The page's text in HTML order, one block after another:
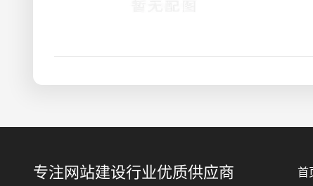
专注网站建设行业优质供应商 首